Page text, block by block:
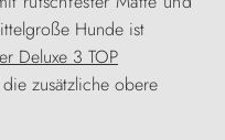
Hunde ist
Deluxe 3 TOP
zusätzliche obere